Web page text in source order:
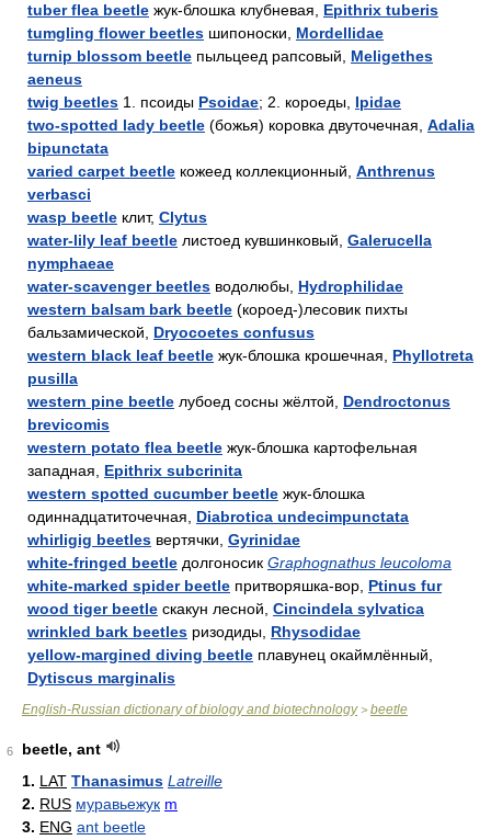
tuber flea beetle жук-блошка клубневая, Epithrix tuberis
tumgling flower beetles шипоноски, Mordellidae
turnip blossom beetle пыльцеед рапсовый, Meligethes
aeneus
twig beetles 1. псоиды Psoidae; 2. короеды, Ipidae
two-spotted lady beetle (божья) коровка двуточечная, Adalia
bipunctata
varied carpet beetle кожеед коллекционный, Anthrenus
verbasci
wasp beetle клит, Clytus
water-lily leaf beetle листоед кувшинковый, Galerucella
nymphaeae
water-scavenger beetles водолюбы, Hydrophilidae
western balsam bark beetle (короед-)лесовик пихты
бальзамической, Dryocoetes confusus
western black leaf beetle жук-блошка крошечная, Phyllotreta
pusilla
western pine beetle лубоед сосны жёлтой, Dendroctonus
brevicomis
western potato flea beetle жук-блошка картофельная
западная, Epithrix subcrinita
western spotted cucumber beetle жук-блошка
одиннадцатиточечная, Diabrotica undecimpunctata
whirligig beetles вертячки, Gyrinidae
white-fringed beetle долгоносик Graphognathus leucoloma
white-marked spider beetle притворяшка-вор, Ptinus fur
wood tiger beetle скакун лесной, Cincindela sylvatica
wrinkled bark beetles ризодиды, Rhysodidae
yellow-margined diving beetle плавунец окаймлённый,
Dytiscus marginalis
English-Russian dictionary of biology and biotechnology> beetle
6
beetle, ant
1. LAT Thanasimus Latreille
2. RUS муравьежук m
3. ENG ant beetle